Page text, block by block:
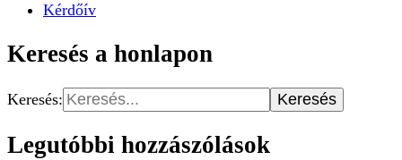
Kérdőív
Keresés a honlapon
Keresés:
Legutóbbi hozzászólások